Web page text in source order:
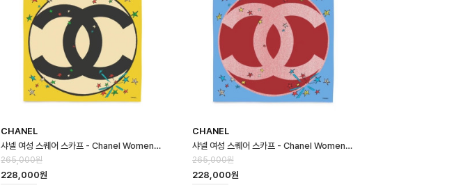
CHANEL
샤넬 여성 스퀘어 스카프 - Chanel Womens Square Scarf - acc87…
265,000원
228,000원
CHANEL
샤넬 여성 스퀘어 스카프 - Chanel Womens Square Scarf - acc87…
265,000원
228,000원